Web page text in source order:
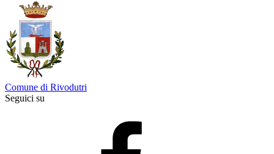
Comune di Rivodutri
Seguici su